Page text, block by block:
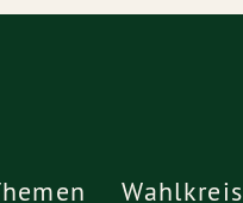
Wahlkreis